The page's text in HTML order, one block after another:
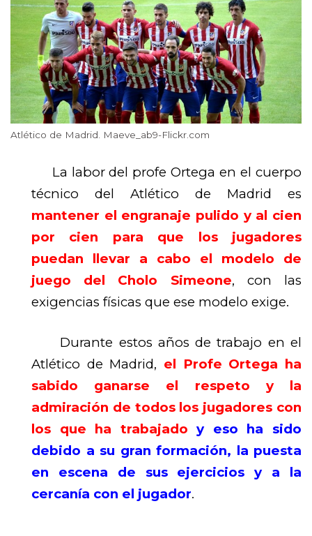
Atlético de Madrid. Maeve_ab9-Flickr.com
La labor del profe Ortega en el cuerpo
técnico del Atlético de Madrid es
mantener el engranaje pulido y al cien
por cien para que los jugadores
puedan llevar a cabo el modelo de
juego del Cholo Simeone, con las
exigencias físicas que ese modelo exige.
Durante estos años de trabajo en el
Atlético de Madrid, el Profe Ortega ha
sabido ganarse el respeto y la
admiración de todos los jugadores con
los que ha trabajado y eso ha sido
debido a su gran formación, la puesta
en escena de sus ejercicios y a la
cercanía con el jugador.